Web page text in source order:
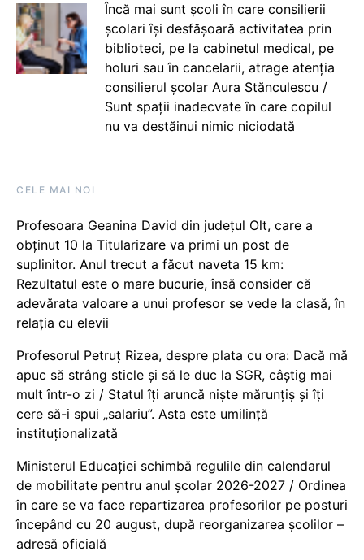
Încă mai sunt școli în care consilierii
școlari își desfășoară activitatea prin
biblioteci, pe la cabinetul medical, pe
holuri sau în cancelarii, atrage atenția
consilierul școlar Aura Stănculescu /
Sunt spații inadecvate în care copilul
nu va destăinui nimic niciodată
CELE MAI NOI
Profesoara Geanina David din județul Olt, care a
obținut 10 la Titularizare va primi un post de
suplinitor. Anul trecut a făcut naveta 15 km:
Rezultatul este o mare bucurie, însă consider că
adevărata valoare a unui profesor se vede la clasă, în
relația cu elevii
Profesorul Petruț Rizea, despre plata cu ora: Dacă mă
apuc să strâng sticle și să le duc la SGR, câștig mai
mult într-o zi / Statul îți aruncă niște mărunțiș și îți
cere să-i spui „salariu”. Asta este umilință
instituționalizată
Ministerul Educației schimbă regulile din calendarul
de mobilitate pentru anul școlar 2026-2027 / Ordinea
în care se va face repartizarea profesorilor pe posturi
începând cu 20 august, după reorganizarea școlilor –
adresă oficială